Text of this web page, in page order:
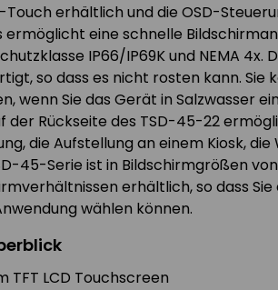
erhältlich und die OSD-
ermöglicht eine schnelle
IP66/IP69K und NEMA 4x.
so dass es nicht rosten kann. Sie
wenn Sie das Gerät in Salzwasser
der Rückseite des TSD-45-22
die Aufstellung an einem Kiosk,
45-Serie ist in Bildschirmgrößen von
erhältlich, so dass Sie
wählen können.
TFT LCD Touchscreen